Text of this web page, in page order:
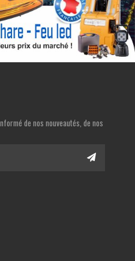
de nos nouveautés, de nos